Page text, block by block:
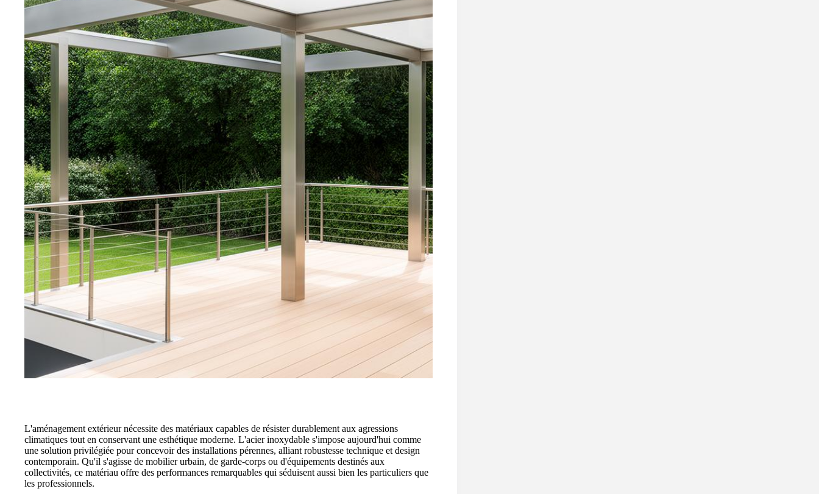
L'aménagement extérieur nécessite des matériaux capables de résister durablement aux agressions
climatiques tout en conservant une esthétique moderne. L'acier inoxydable s'impose aujourd'hui comme
une solution privilégiée pour concevoir des installations pérennes, alliant robustesse technique et design
contemporain. Qu'il s'agisse de mobilier urbain, de garde-corps ou d'équipements destinés aux
collectivités, ce matériau offre des performances remarquables qui séduisent aussi bien les particuliers que
les professionnels.